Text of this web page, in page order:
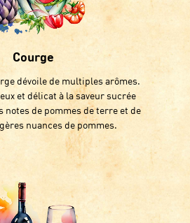
Courge
dévoile de multiples arômes.
et délicat à la saveur sucrée
notes de pommes de terre et de
nuances de pommes.